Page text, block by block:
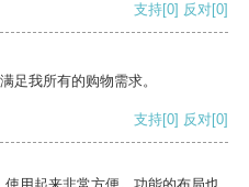
支持[0] 反对[0]
足我所有的购物需求。
支持[0] 反对[0]